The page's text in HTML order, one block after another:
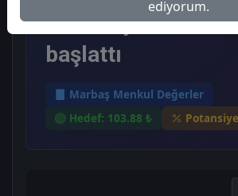
hedef fiyat ile "al"
başlattı
Marbaş Menkul Değerler
Hedef: 103.88 ₺
ediyorum.